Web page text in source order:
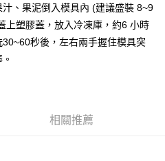
交易或遇審核未通過，訂單將自動取
表示未達大哥付你分期系統評分，恕無
你分期」於每月結算日後寄送繳費提
、不需儲值。
，即可結帳。
款。
款，方視為交易完成。
刻繳費，但若您需要取消訂單，請聯絡
運費
、果泥倒入模具內 (建議盛裝 8~9
上塑膠蓋，放入冷凍庫，約6 小時
秒後，左右兩手握住模具突
相關推薦